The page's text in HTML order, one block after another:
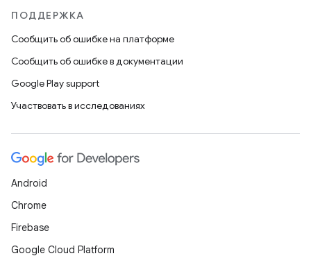
ПОДДЕРЖКА
Сообщить об ошибке на платформе
Сообщить об ошибке в документации
Google Play support
Участвовать в исследованиях
Android
Chrome
Firebase
Google Cloud Platform